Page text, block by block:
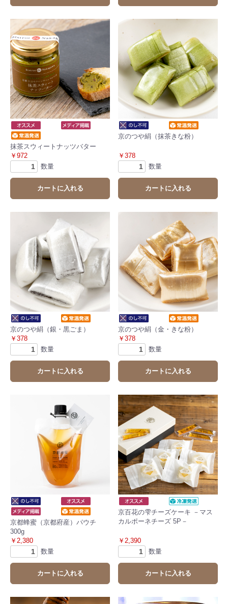
抹茶スウィートナッツバター
￥972
数量
カートに入れる
京のつや絹（抹茶きな粉）
￥378
数量
カートに入れる
京のつや絹（銀・黒ごま）
￥378
数量
カートに入れる
京のつや絹（金・きな粉）
￥378
数量
カートに入れる
京都蜂蜜（京都府産）パウチ
300g
￥2,380
数量
カートに入れる
京百花の雫チーズケーキ －マス
カルポーネチーズ 5P－
￥2,390
数量
カートに入れる